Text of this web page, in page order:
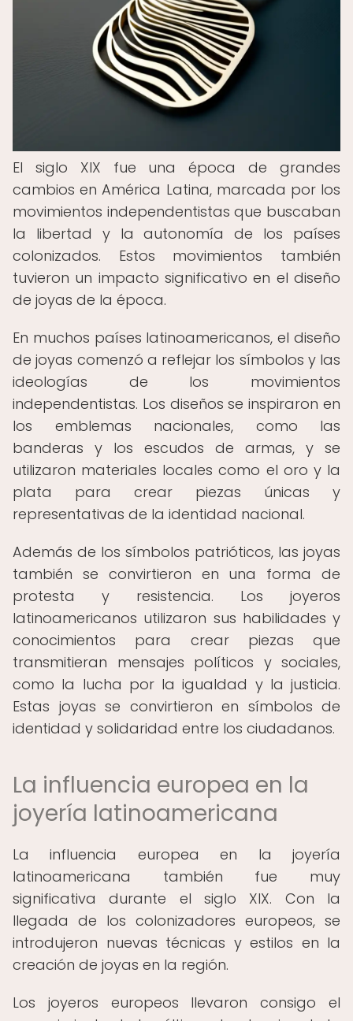
El siglo XIX fue una época de grandes
cambios en América Latina, marcada por los
movimientos independentistas que buscaban
la libertad y la autonomía de los países
colonizados. Estos movimientos también
tuvieron un impacto significativo en el diseño
de joyas de la época.
En muchos países latinoamericanos, el diseño
de joyas comenzó a reflejar los símbolos y las
ideologías de los movimientos
independentistas. Los diseños se inspiraron en
los emblemas nacionales, como las
banderas y los escudos de armas, y se
utilizaron materiales locales como el oro y la
plata para crear piezas únicas y
representativas de la identidad nacional.
Además de los símbolos patrióticos, las joyas
también se convirtieron en una forma de
protesta y resistencia. Los joyeros
latinoamericanos utilizaron sus habilidades y
conocimientos para crear piezas que
transmitieran mensajes políticos y sociales,
como la lucha por la igualdad y la justicia.
Estas joyas se convirtieron en símbolos de
identidad y solidaridad entre los ciudadanos.
La influencia europea en la
joyería latinoamericana
La influencia europea en la joyería
latinoamericana también fue muy
significativa durante el siglo XIX. Con la
llegada de los colonizadores europeos, se
introdujeron nuevas técnicas y estilos en la
creación de joyas en la región.
Los joyeros europeos llevaron consigo el